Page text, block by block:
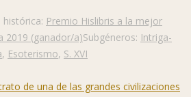
histórica: Premio Hislibris a la mejor
2019 (ganador/a)Subgéneros: Intriga-
, Esoterismo, S. XVI